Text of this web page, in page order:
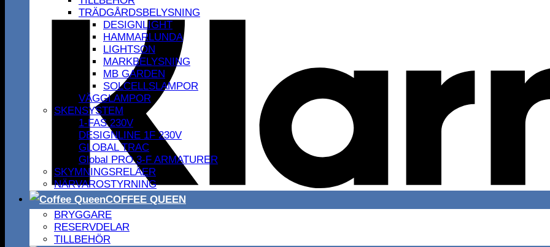
TRÄDGÅRDSBELYSNING
DESIGNLIGHT
HAMMARLUNDA
LIGHTSON
MARKBELYSNING
MB GARDEN
SOLCELLSLAMPOR
VÄGGLAMPOR
SKENSYSTEM
1-FAS 230V
DESIGNLINE 1F 230V
GLOBAL TRAC
Global PRO 3-F ARMATURER
SKYMNINGSRELÄER
NÄRVAROSTYRNING
COFFEE QUEEN
BRYGGARE
RESERVDELAR
TILLBEHÖR